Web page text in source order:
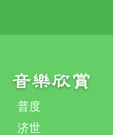
普度
济世